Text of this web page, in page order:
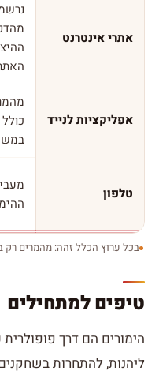
אתרי אינטרנט
אפליקציות לנייד
טלפון
בכל ערוץ הכלל זהה: מהמרים רק
טיפים למתחילים
הימורים הם דרך
ליהנות, להתחרות